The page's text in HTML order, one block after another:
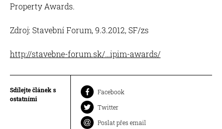
Property Awards.
Zdroj: Stavební Forum, 9.3.2012, SF/zs
http://stavebne-forum.sk/…ipim-awards/
Sdílejte článek s
ostatními
Facebook
Twitter
Poslat přes email